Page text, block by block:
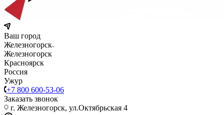
Ваш город
Железногорск
Железногорск
Красноярск
Россия
Ужур
+7 800 600-53-06
Заказать звонок
г. Железногорск, ул.Октябрьская 4